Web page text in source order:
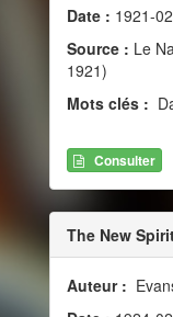
Date : 1921-
Source : Le
1921)
Mots clés :
Consulter
The New
Auteur :